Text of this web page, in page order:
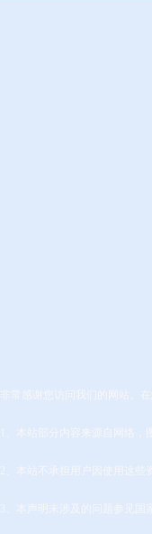
非常感谢您访问我们的网站。
1、本站部分内容来源自网络
2、本站不承担用户因使用这些
3、本声明未涉及的问题参见